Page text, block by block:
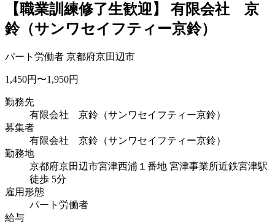
【職業訓練修了生歓迎】 有限会社 京
鈴（サンワセイフティー京鈴）
パート労働者 京都府京田辺市
1,450円〜1,950円
勤務先
有限会社 京鈴（サンワセイフティー京鈴）
募集者
有限会社 京鈴（サンワセイフティー京鈴）
勤務地
京都府京田辺市宮津西浦１番地 宮津事業所近鉄宮津駅
徒歩 5分
雇用形態
パート労働者
給与